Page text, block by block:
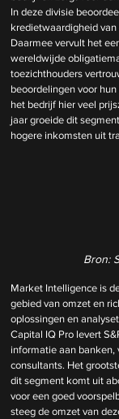
In deze divisie
kredietwaardigheid
Daarmee vervult het
wereldwijde
toezichthouders
beoordelingen voor
het bedrijf hier veel
jaar groeide dit
hogere inkomsten uit
Bron:
Market Intelligence is
gebied van omzet en
oplossingen en
Capital IQ Pro levert
informatie aan banken,
consultants. Het
dit segment komt uit
voor een goed
steeg de omzet van